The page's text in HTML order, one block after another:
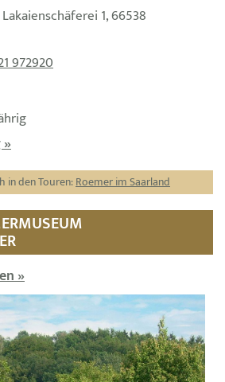
1, 66538
972920
in den Touren:Roemer im Saarland
»